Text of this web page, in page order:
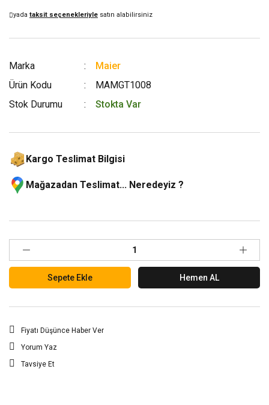
yada taksit seçenekleriyle satın alabilirsiniz
Marka
Maier
Ürün Kodu
MAMGT1008
Stok Durumu
Stokta Var
Kargo Teslimat Bilgisi
Mağazadan Teslimat... Neredeyiz ?
Sepete Ekle Hemen AL
Fiyatı Düşünce Haber Ver
Yorum Yaz
Tavsiye Et